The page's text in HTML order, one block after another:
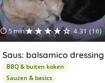
⏱ 5 min★★★★☆ 4.31 (16)
Saus: balsamico dressing
BBQ & buiten koken
Sauzen & basics